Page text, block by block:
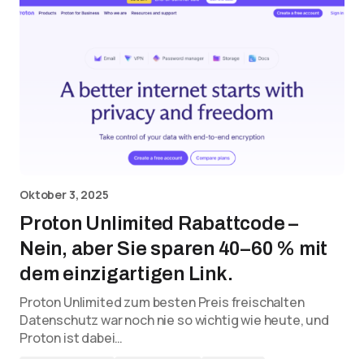
Oktober 3, 2025
Proton Unlimited Rabattcode –
Nein, aber Sie sparen 40–60 % mit
dem einzigartigen Link.
Proton Unlimited zum besten Preis freischalten
Datenschutz war noch nie so wichtig wie heute, und
Proton ist dabei…